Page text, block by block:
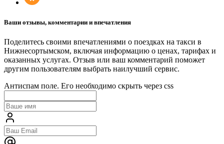
Ваши отзывы, комментарии и впечатления
Поделитесь своими впечатлениями о поездках на такси в
Нижнесортымском, включая информацию о ценах, тарифах и
оказанных услугах. Отзыв или ваш комментарий поможет
другим пользователям выбрать наилучший сервис.
Антиспам поле. Его необходимо скрыть через css